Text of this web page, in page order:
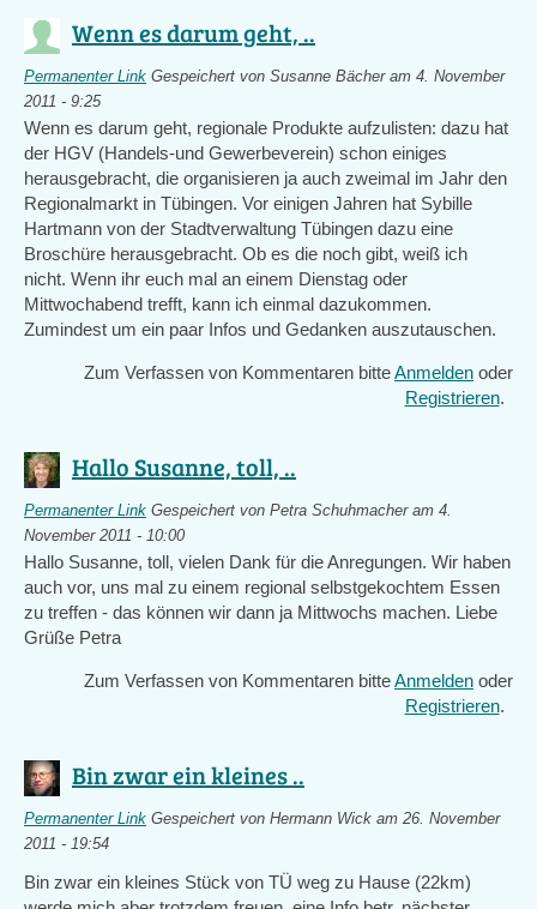
Wenn es darum geht, ..
Permanenter Link Gespeichert von Susanne Bächeram 4. November
2011 - 9:25
Wenn es darum geht, regionale Produkte aufzulisten: dazu hat
der HGV (Handels-und Gewerbeverein) schon einiges
herausgebracht, die organisieren ja auch zweimal im Jahr den
Regionalmarkt in Tübingen. Vor einigen Jahren hat Sybille
Hartmann von der Stadtverwaltung Tübingen dazu eine
Broschüre herausgebracht. Ob es die noch gibt, weiß ich
nicht. Wenn ihr euch mal an einem Dienstag oder
Mittwochabend trefft, kann ich einmal dazukommen.
Zumindest um ein paar Infos und Gedanken auszutauschen.
Zum Verfassen von Kommentaren bitteAnmelden oder
Registrieren.
Hallo Susanne, toll, ..
Permanenter Link Gespeichert von Petra Schuhmacheram 4.
November 2011 - 10:00
Hallo Susanne, toll, vielen Dank für die Anregungen. Wir haben
auch vor, uns mal zu einem regional selbstgekochtem Essen
zu treffen - das können wir dann ja Mittwochs machen. Liebe
Grüße Petra
Zum Verfassen von Kommentaren bitteAnmelden oder
Registrieren.
Bin zwar ein kleines ..
Permanenter Link Gespeichert von Hermann Wick am 26. November
2011 - 19:54
Bin zwar ein kleines Stück von TÜ weg zu Hause (22km)